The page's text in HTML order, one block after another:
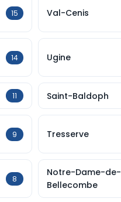
15 Val-Cenis
14 Ugine
11 Saint-Baldoph
9 Tresserve
8
Notre-Dame-de-
Bellecombe